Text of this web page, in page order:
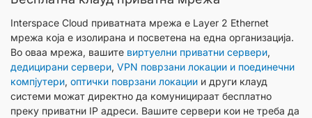
Interspace Cloud приватната мрежа е Layer 2 Ethernet
мрежа која е изолирана и посветена на една организација.
Во оваа мрежа, вашите виртуелни приватни сервери,
дедицирани сервери, VPN поврзани локации и поединечни
компјутери, оптички поврзани локации и други клауд
системи можат директно да комуницираат бесплатно
преку приватни IP адреси. Вашите сервери кои не треба да